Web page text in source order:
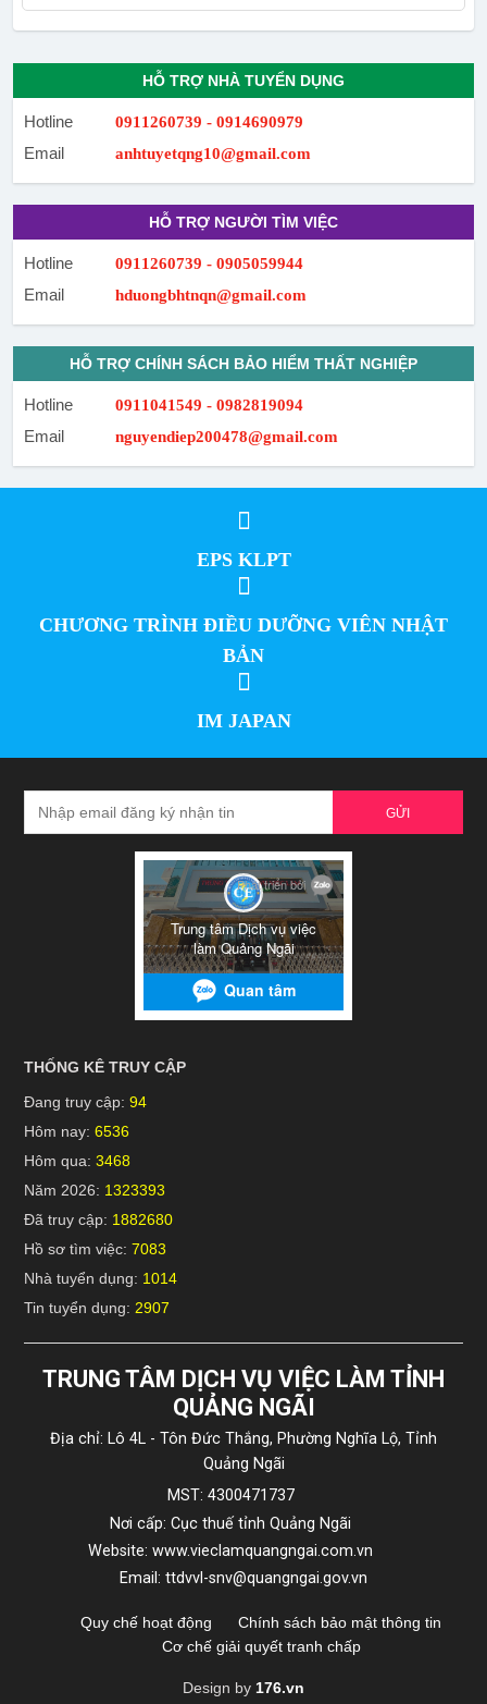
HỖ TRỢ NHÀ TUYỂN DỤNG
Hotline 0911260739 - 0914690979
Email anhtuyetqng10@gmail.com
HỖ TRỢ NGƯỜI TÌM VIỆC
Hotline 0911260739 - 0905059944
Email hduongbhtnqn@gmail.com
HỖ TRỢ CHÍNH SÁCH BẢO HIỂM THẤT NGHIỆP
Hotline 0911041549 - 0982819094
Email nguyendiep200478@gmail.com
EPS KLPT
CHƯƠNG TRÌNH ĐIỀU DƯỠNG VIÊN NHẬT
BẢN
IM JAPAN
GỬI
THỐNG KÊ TRUY CẬP
Đang truy cập: 94
Hôm nay: 6536
Hôm qua: 3468
Năm 2026: 1323393
Đã truy cập: 1882680
Hồ sơ tìm việc: 7083
Nhà tuyển dụng: 1014
Tin tuyển dụng: 2907
TRUNG TÂM DỊCH VỤ VIỆC LÀM TỈNH
QUẢNG NGÃI
Địa chỉ: Lô 4L - Tôn Đức Thắng, Phường Nghĩa Lộ, Tỉnh
Quảng Ngãi
MST: 4300471737
Nơi cấp: Cục thuế tỉnh Quảng Ngãi
Website: www.vieclamquangngai.com.vn
Email: ttdvvl-snv@quangngai.gov.vn
Quy chế hoạt động
Chính sách bảo mật thông tin
Cơ chế giải quyết tranh chấp
Design by 176.vn